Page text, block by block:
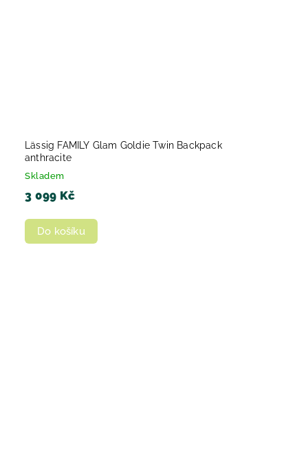
Lässig FAMILY Glam Goldie Twin Backpack
anthracite
Skladem
3 099 Kč
Do košíku